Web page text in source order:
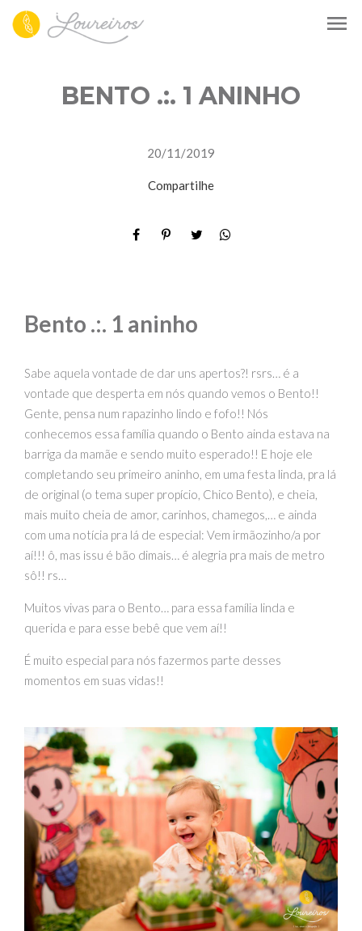
menu
BENTO .:. 1 ANINHO
20/11/2019
Compartilhe
Bento .:. 1 aninho
Sabe aquela vontade de dar uns apertos?! rsrs… é a
vontade que desperta em nós quando vemos o Bento!!
Gente, pensa num rapazinho lindo e fofo!! Nós
conhecemos essa família quando o Bento ainda estava na
barriga da mamãe e sendo muito esperado!! E hoje ele
completando seu primeiro aninho, em uma festa linda, pra lá
de original (o tema super propício, Chico Bento), e cheia,
mais muito cheia de amor, carinhos, chamegos,… e ainda
com uma notícia pra lá de especial: Vem irmãozinho/a por
aí!!! ô, mas issu é bão dimais… é alegria pra mais de metro
sô!! rs…
Muitos vivas para o Bento… para essa família linda e
querida e para esse bebê que vem aí!!
É muito especial para nós fazermos parte desses
momentos em suas vidas!!